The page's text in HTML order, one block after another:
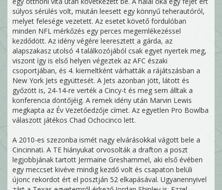
súlyos sérülés volt, miután leesett egy könnyű teherautóról,
melyet felesége vezetett. Az esetet követő fordulóban
minden NFL mérkőzés egy perces megemlékezéssel
kezdődött. Az idény végére leeresztett a gárda, az
alapszakasz utolsó 4 találkozójából csak egyet nyertek meg,
viszont így is első helyen végeztek az AFC északi
csoportjában, és 4. kiemeltként várhatták a rájátszásban a
New York Jets együttesét. A Jets azonban jött, látott és
győzött is, 24-14-re verték a Cincy-t és meg sem álltak a
konferencia döntőjéig. A remek idény után Marvin Lewis
megkapta az Év Vezetőedzője címet. Az egyetlen Pro Bowlba
válaszott játékos Chad Ochocinco lett.
A 2010-es szezonba ismét nagy elvárásokkal vágott bele a
Cincinnati. A TE hiányukat orvosolták a drafton a poszt
legjobbjának tartott Jermaine Greshammel, aki első évében
egy meccset kivéve mindig kezdő volt és csapaton belüli
újonc rekordot ért el posztján 52 elkapásával. Ugyanennyivel